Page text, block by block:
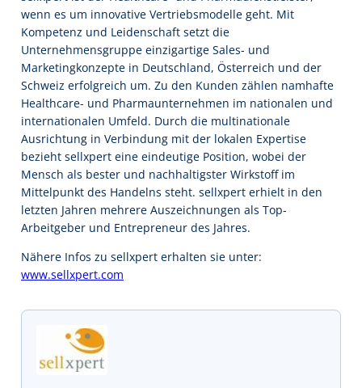
wenn es um innovative Vertriebsmodelle geht. Mit
Kompetenz und Leidenschaft setzt die
Unternehmensgruppe einzigartige Sales- und
Marketingkonzepte in Deutschland, Österreich und der
Schweiz erfolgreich um. Zu den Kunden zählen namhafte
Healthcare- und Pharmaunternehmen im nationalen und
internationalen Umfeld. Durch die multinationale
Ausrichtung in Verbindung mit der lokalen Expertise
bezieht sellxpert eine eindeutige Position, wobei der
Mensch als bester und nachhaltigster Wirkstoff im
Mittelpunkt des Handelns steht. sellxpert erhielt in den
letzten Jahren mehrere Auszeichnungen als Top-
Arbeitgeber und Entrepreneur des Jahres.
Nähere Infos zu sellxpert erhalten sie unter:
www.sellxpert.com